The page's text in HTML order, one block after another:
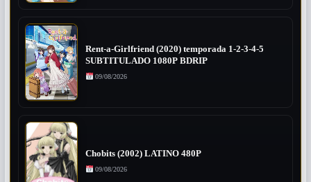
Rent-a-Girlfriend (2020) temporada 1-2-3-4-5
SUBTITULADO 1080P BDRIP
09/08/2026
Chobits (2002) LATINO 480P
09/08/2026